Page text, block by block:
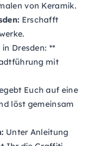
von Keramik.
Erschafft
Dresden: **
mit
Euch auf eine
löst gemeinsam
Unter Anleitung